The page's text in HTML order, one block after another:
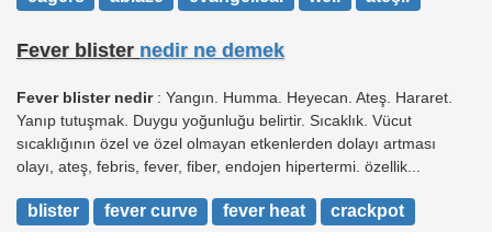
Fever blister nedir ne demek
Fever blister nedir: Yangın. Humma. Heyecan. Ateş. Hararet.
Yanıp tutuşmak. Duygu yoğunluğu belirtir. Sıcaklık. Vücut
sıcaklığının özel ve özel olmayan etkenlerden dolayı artması
olayı, ateş, febris, fever, fiber, endojen hipertermi. özellik...
blister fever curve fever heat
crackpot